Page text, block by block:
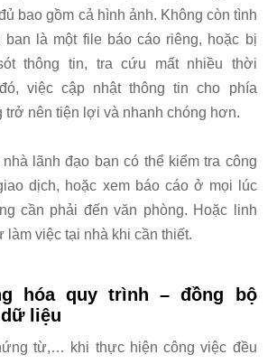
bao gồm cả hình ảnh. Không còn tình
ban là một file báo cáo riêng, hoặc bị
thông tin, tra cứu mất nhiều thời
việc cập nhật thông tin cho phía
trở nên tiện lợi và nhanh chóng hơn.
lãnh đạo bạn có thể kiểm tra công
dịch, hoặc xem báo cáo ở mọi lúc
cần phải đến văn phòng. Hoặc linh
làm việc tại nhà khi cần thiết.
hóa quy trình – đồng bộ
liệu
từ,… khi thực hiện công việc đều